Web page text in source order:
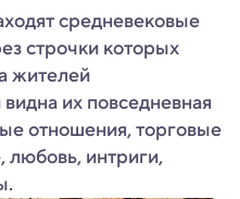
средневековые
строчки которых
жителей
их повседневная
отношения, торговые
интриги,